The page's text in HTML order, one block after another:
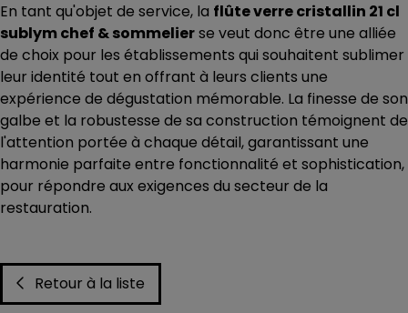
En tant qu'objet de service, la flûte verre cristallin 21 cl
sublym chef & sommelierse veut donc être une alliée
de choix pour les établissements qui souhaitent sublimer
leur identité tout en offrant à leurs clients une
expérience de dégustation mémorable. La finesse de son
galbe et la robustesse de sa construction témoignent de
l'attention portée à chaque détail, garantissant une
harmonie parfaite entre fonctionnalité et sophistication,
pour répondre aux exigences du secteur de la
restauration.
Retour à la liste